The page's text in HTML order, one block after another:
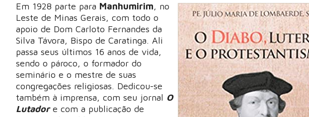
Em 1928 parte para Manhumirim, no
Leste de Minas Gerais, com todo o
apoio de Dom Carloto Fernandes da
Silva Távora, Bispo de Caratinga. Ali
passa seus últimos 16 anos de vida,
sendo o pároco, o formador do
seminário e o mestre de suas
congregações religiosas. Dedicou-se
também à imprensa, com seu jornal O
Lutador e com a publicação de